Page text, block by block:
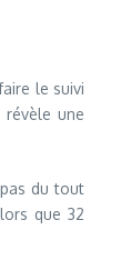
le suivi
révèle une
du tout
que 32